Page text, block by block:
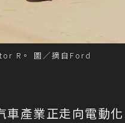
R。 圖／摘自Ford
車產業正走向電動